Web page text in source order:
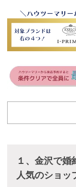
１、金沢で婚
人気のショッ